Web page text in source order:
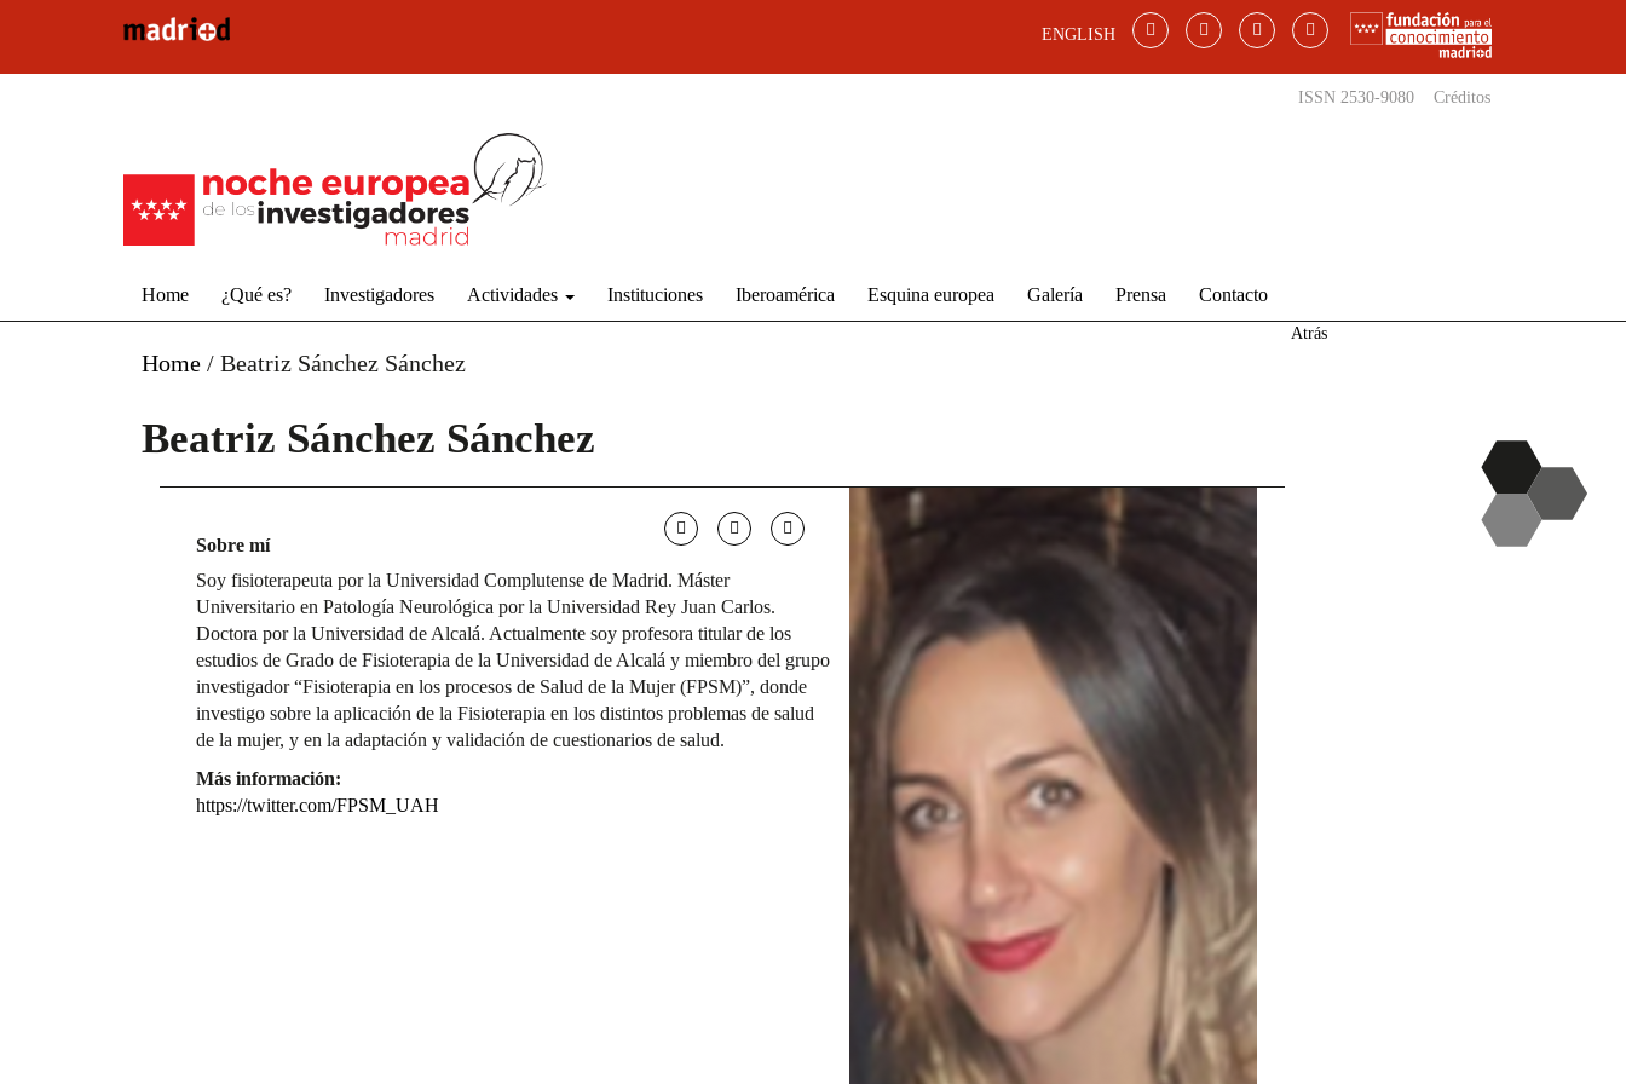
ENGLISH
ISSN 2530-9080 Créditos
Home ¿Qué es? Investigadores Actividades Instituciones Iberoamérica Esquina europea Galería Prensa Contacto
Home / Beatriz Sánchez Sánchez
Atrás
Beatriz Sánchez Sánchez
Sobre mí
Soy fisioterapeuta por la Universidad Complutense de Madrid. Máster
Universitario en Patología Neurológica por la Universidad Rey Juan Carlos.
Doctora por la Universidad de Alcalá. Actualmente soy profesora titular de los
estudios de Grado de Fisioterapia de la Universidad de Alcalá y miembro del grupo
investigador “Fisioterapia en los procesos de Salud de la Mujer (FPSM)”, donde
investigo sobre la aplicación de la Fisioterapia en los distintos problemas de salud
de la mujer, y en la adaptación y validación de cuestionarios de salud.
Más información:
https://twitter.com/FPSM_UAH